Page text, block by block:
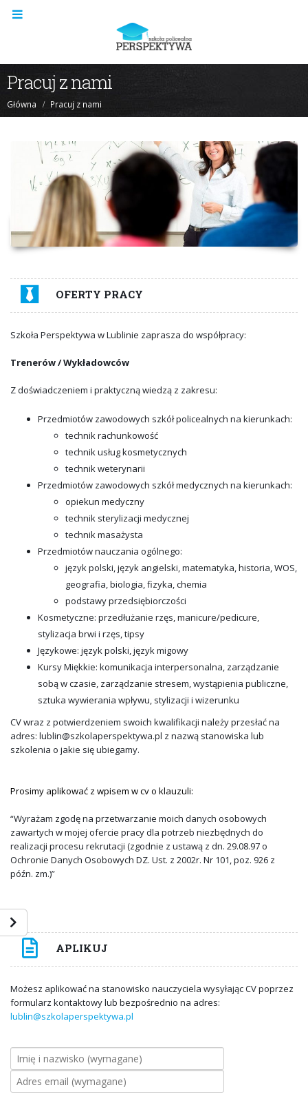
Pracuj z nami
Główna Pracuj z nami
OFERTY PRACY
Szkoła Perspektywa w Lublinie zaprasza do współpracy:
Trenerów / Wykładowców
Z doświadczeniem i praktyczną wiedzą z zakresu:
Przedmiotów zawodowych szkół policealnych na kierunkach:
technik rachunkowość
technik usług kosmetycznych
technik weterynarii
Przedmiotów zawodowych szkół medycznych na kierunkach:
opiekun medyczny
technik sterylizacji medycznej
technik masażysta
Przedmiotów nauczania ogólnego:
język polski, język angielski, matematyka, historia, WOS,
geografia, biologia, fizyka, chemia
podstawy przedsiębiorczości
Kosmetyczne: przedłużanie rzęs, manicure/pedicure,
stylizacja brwi i rzęs, tipsy
Językowe: język polski, język migowy
Kursy Miękkie: komunikacja interpersonalna, zarządzanie
sobą w czasie, zarządzanie stresem, wystąpienia publiczne,
sztuka wywierania wpływu, stylizacji i wizerunku
CV wraz z potwierdzeniem swoich kwalifikacji należy przesłać na
adres: lublin@szkolaperspektywa.pl z nazwą stanowiska lub
szkolenia o jakie się ubiegamy.
Prosimy aplikować z wpisem w cv o klauzuli:
“Wyrażam zgodę na przetwarzanie moich danych osobowych
zawartych w mojej ofercie pracy dla potrzeb niezbędnych do
realizacji procesu rekrutacji (zgodnie z ustawą z dn. 29.08.97 o
Ochronie Danych Osobowych DZ. Ust. z 2002r. Nr 101, poz. 926 z
późn. zm.)”
APLIKUJ
Możesz aplikować na stanowisko nauczyciela wysyłając CV poprzez
formularz kontaktowy lub bezpośrednio na adres:
lublin@szkolaperspektywa.pl